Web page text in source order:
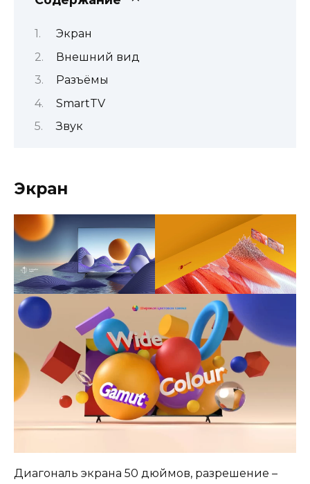
Экран
Внешний вид
Разъёмы
SmartTV
Звук
Экран
Диагональ экрана 50 дюймов, разрешение –